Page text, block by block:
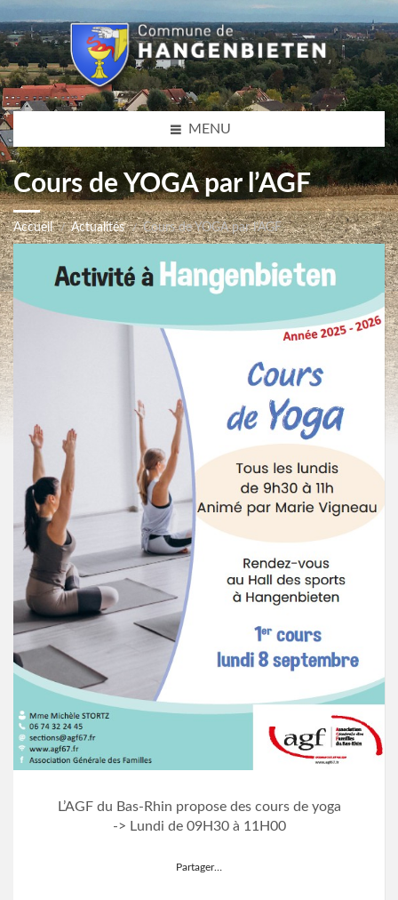
MENU
Cours de YOGA par l’AGF
Accueil Actualités Cours de YOGA par l’AGF
L’AGF du Bas-Rhin propose des cours de yoga
-> Lundi de 09H30 à 11H00
Partager…